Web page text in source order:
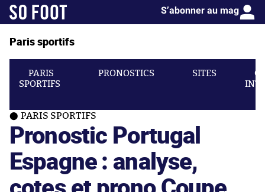
S’abonner au mag
Paris sportifs
PARIS
SPORTIFS
PRONOSTICS SITES
PARIS SPORTIFS
Pronostic Portugal
Espagne : analyse,